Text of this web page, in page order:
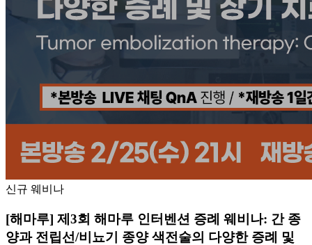
신규 웨비나
[해마루] 제3회 해마루 인터벤션 증례 웨비나: 간 종
양과 전립선/비뇨기 종양 색전술의 다양한 증례 및